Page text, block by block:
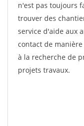
n'est pas toujours
trouver des
service d'aide aux
contact de
à la recherche de
projets travaux.